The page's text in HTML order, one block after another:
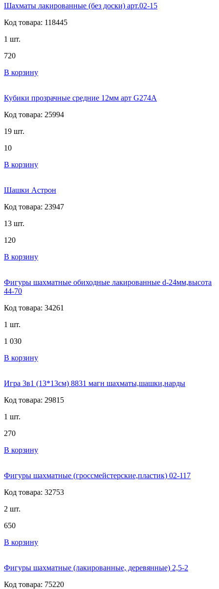
Шахматы лакированные (без доски) арт.02-15
Код товара: 118445
1 шт.
720
В корзину
Кубики прозрачные средние 12мм арт G274A
Код товара: 25994
19 шт.
10
В корзину
Шашки Астрон
Код товара: 23947
13 шт.
120
В корзину
Фигуры шахматные обиходные лакированные d-24мм,высота
44-70
Код товара: 34261
1 шт.
1 030
В корзину
Игра 3в1 (13*13см) 8831 магн шахматы,шашки,нарды
Код товара: 29815
1 шт.
270
В корзину
Фигуры шахматные (гроссмейстерские,пластик) 02-117
Код товара: 32753
2 шт.
650
В корзину
Фигуры шахматные (лакированные, деревянные) 2,5-2
Код товара: 75220